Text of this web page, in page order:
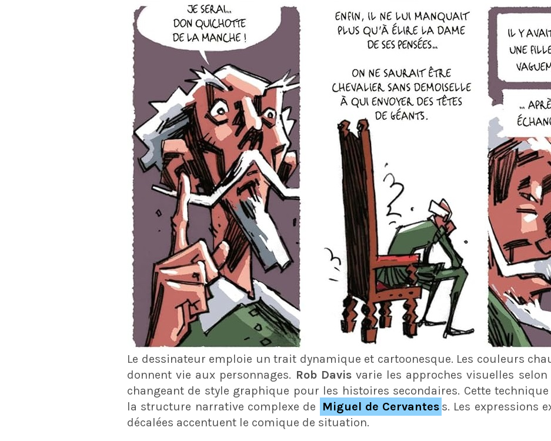
Le dessinateur emploie un trait dynamique et cartoonesque. Les couleurs
donnent vie aux personnages. Rob Davisvarie les approches visuelles selon
changeant de style graphique pour les histoires secondaires. Cette
la structure narrative complexe de
Miguel de Cervantes s. Les expressions
décalées accentuent le comique de situation.